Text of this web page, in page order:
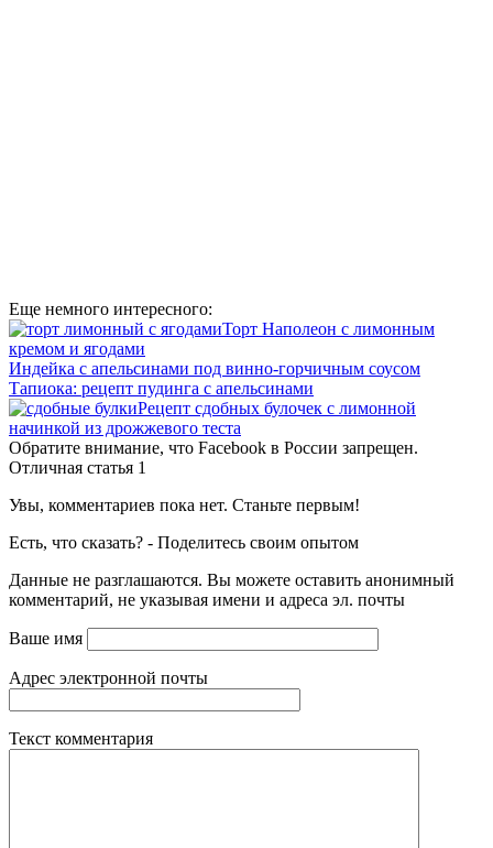
Еще немного интересного:
Торт Наполеон с лимонным
кремом и ягодами
Индейка с апельсинами под винно-горчичным соусом
Тапиока: рецепт пудинга с апельсинами
Рецепт сдобных булочек с лимонной
начинкой из дрожжевого теста
Обратите внимание, что Facebook в России запрещен.
Отличная статья 1
Увы, комментариев пока нет. Станьте первым!
Есть, что сказать? - Поделитесь своим опытом
Данные не разглашаются. Вы можете оставить анонимный
комментарий, не указывая имени и адреса эл. почты
Ваше имя
Адрес электронной почты
Текст комментария